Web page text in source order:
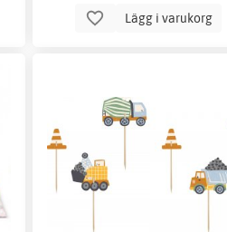
Lägg i varukorg